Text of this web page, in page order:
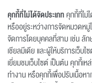
คุกกี้ที่ไม่ได้จัดประเภทคุกกี้ที่ไม่
หรืออยู่ระหว่างการจัดหมวดหมู่
จัดการโดยบุคคลที่สาม เช่น ลั
เชียลมีเดีย และผู้ให้บริการเว็บ
เยี่ยมชมเว็บไซต์ เป็นต้น คุกกี้เ
ทำงาน หรือคุกกี้เพื่อปรับเนื้อห